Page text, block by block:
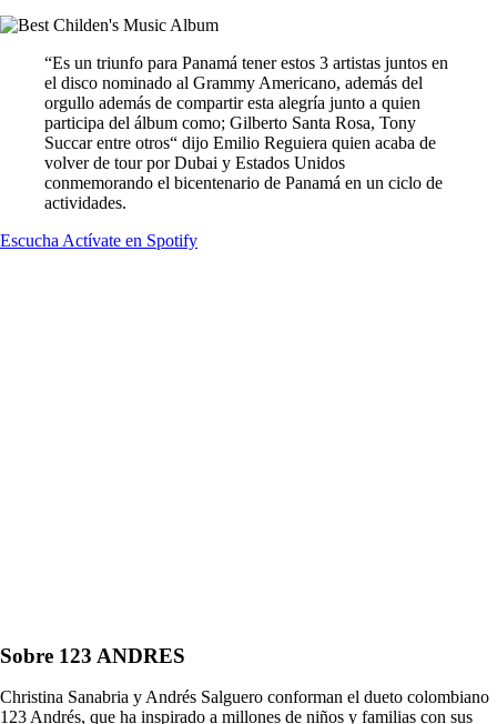
“Es un triunfo para Panamá tener estos 3 artistas juntos en
el disco nominado al Grammy Americano, además del
orgullo además de compartir esta alegría junto a quien
participa del álbum como; Gilberto Santa Rosa, Tony
Succar entre otros“ dijo Emilio Reguiera quien acaba de
volver de tour por Dubai y Estados Unidos
conmemorando el bicentenario de Panamá en un ciclo de
actividades.
Escucha Actívate en Spotify
Sobre 123 ANDRES
Christina Sanabria y Andrés Salguero conforman el dueto colombiano
123 Andrés, que ha inspirado a millones de niños y familias con sus